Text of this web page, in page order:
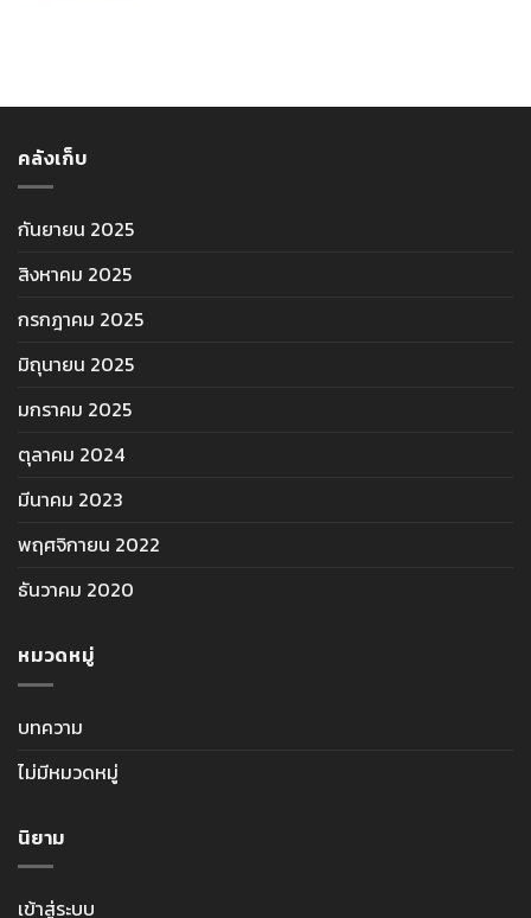
คลังเก็บ
กันยายน 2025
สิงหาคม 2025
กรกฎาคม 2025
มิถุนายน 2025
มกราคม 2025
ตุลาคม 2024
มีนาคม 2023
พฤศจิกายน 2022
ธันวาคม 2020
หมวดหมู่
บทความ
ไม่มีหมวดหมู่
นิยาม
เข้าสู่ระบบ